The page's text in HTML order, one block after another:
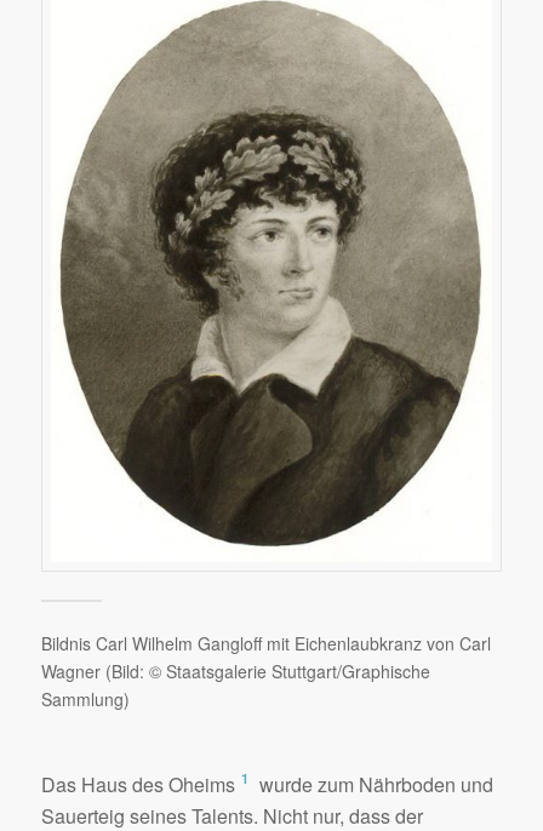
Bildnis Carl Wilhelm Gangloff mit Eichenlaubkranz von Carl
Wagner (Bild: © Staatsgalerie Stuttgart/Graphische
Sammlung)
Das Haus des Oheims 1
wurde zum Nährboden und
Sauerteig seines Talents. Nicht nur, dass der